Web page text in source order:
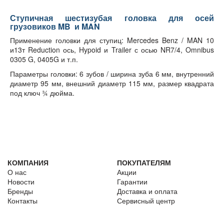
Ступичная шестизубая головка для осей
грузовиков MB и MAN
Применение головки для ступиц: Mercedes Benz / MAN 10
и13т Reduction ось, Hypoid и Trailer с осью NR7/4, Omnibus
0305 G, 0405G и т.п.
Параметры головки: 6 зубов / ширина зуба 6 мм, внутренний
диаметр 95 мм, внешний диаметр 115 мм, размер квадрата
под ключ ¾ дюйма.
КОМПАНИЯ
О нас
Новости
Бренды
Контакты
ПОКУПАТЕЛЯМ
Акции
Гарантии
Доставка и оплата
Сервисный центр